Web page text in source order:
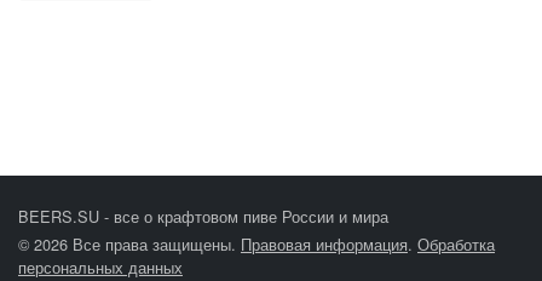
BEERS.SU - все о крафтовом пиве России и мира
© 2026 Все права защищены. Правовая информация. Обработка
персональных данных